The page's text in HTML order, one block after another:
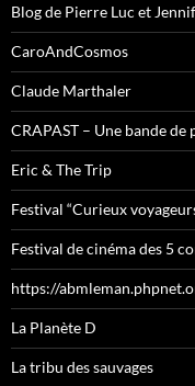
Blog de Pierre Luc et
CaroAndCosmos
Claude Marthaler
CRAPAST – Une bande
Eric & The Trip
Festival “Curieux
Festival de cinéma des 5
https://
La Planète D
La tribu des sauvages